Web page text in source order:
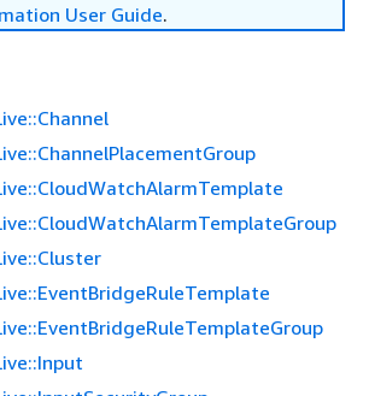
User Guide.